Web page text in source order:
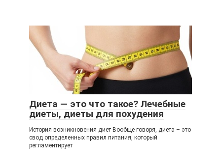
Диета — это что такое? Лечебные
диеты, диеты для похудения
История возникновения диет Вообще говоря, диета – это
свод определенных правил питания, который
регламентирует